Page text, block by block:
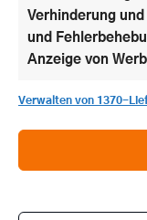
Verhinderung
und
Anzeige von
Verwalten von 1370-
Entwicklung
Da ich seit der
tatsächlich
beigetragen, der
bin.«